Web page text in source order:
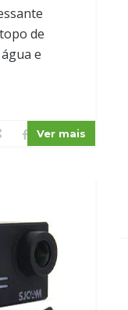
de
e
Ver mais